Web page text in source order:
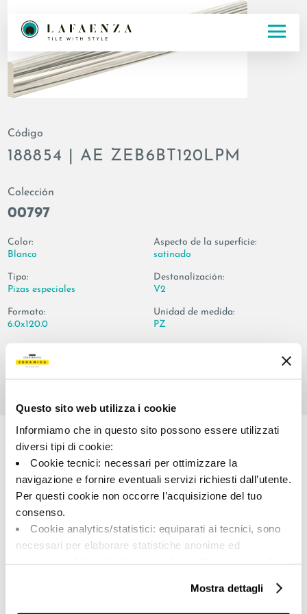
Questo sito web utilizza i cookie
Informiamo che in questo sito possono essere utilizzati
diversi tipi di cookie:
Cookie tecnici: necessari per ottimizzare la
navigazione e fornire eventuali servizi richiesti dall’utente.
Per questi cookie non occorre l’acquisizione del tuo
consenso.
Cookie analytics/statistici: equiparati ai tecnici, sono
necessari per elaborare statistiche anonime ed
Cookie di profilazione/marketing: sono utilizzati, solo
previo tuo consenso, per esaminare le tue abitudini di
Mostra dettagli
Código
188854 | AE ZEB6BT120LPM
Colección
00797
Color:
Blanco
Tipo:
Pizas especiales
Formato:
6.0x120.0
Aspecto de la superficie:
satinado
Destonalización:
V2
Unidad de medida:
PZ
Share: